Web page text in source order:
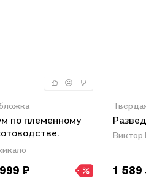
по племенному
999 ₽
Виктор
1 589